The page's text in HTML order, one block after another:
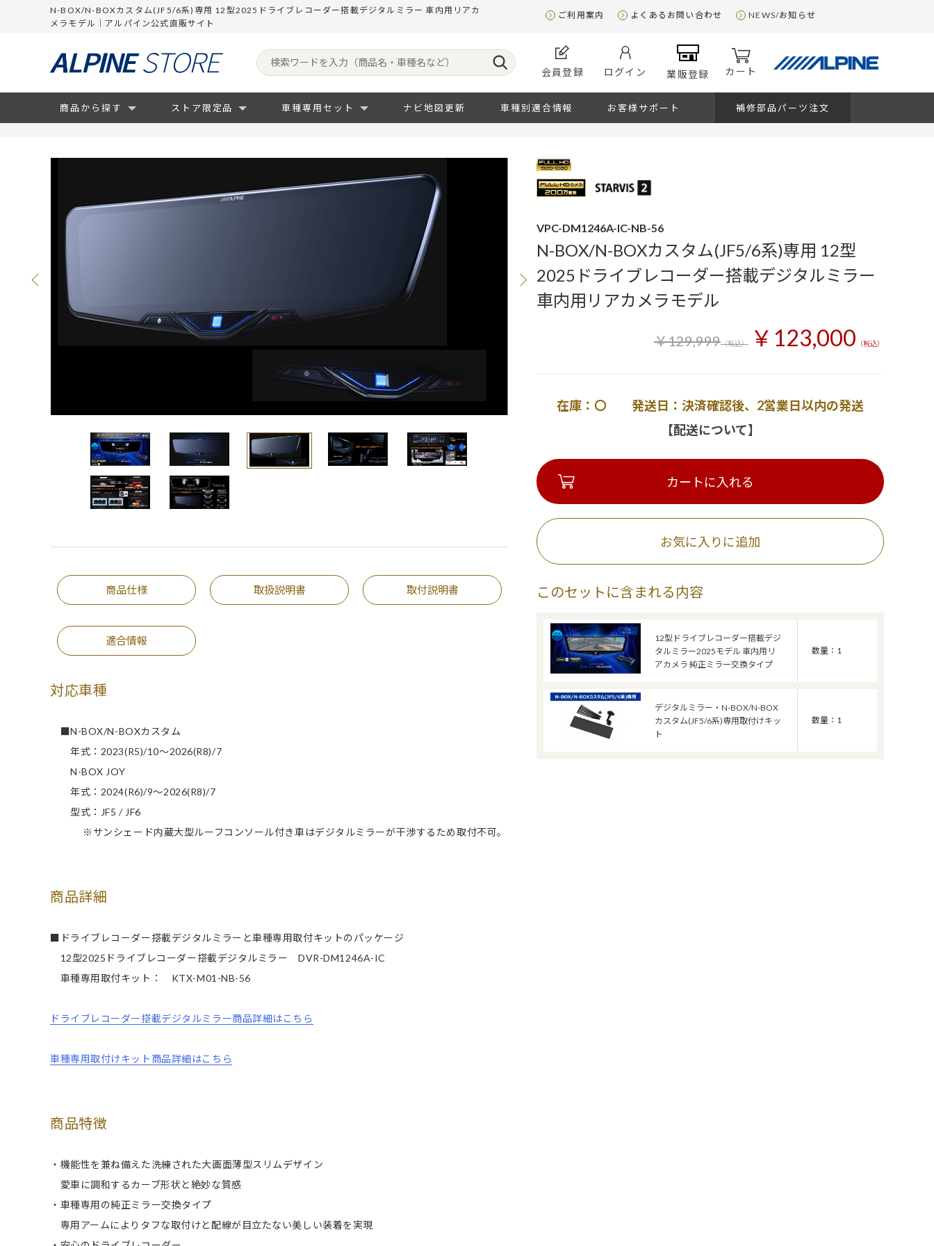
N-BOX/N-BOXカスタム(JF5/6系)専用 12型2025ドライブレコーダー搭載デジタルミラー 車内用リアカ
メラモデル｜アルパイン公式直販サイト
ご利用案内 よくあるお問い合わせ NEWS/お知らせ
会員登録 ログイン 業販登録 カート
商品から探す ストア限定品 車種専用セット ナビ地図更新 車種別適合情報 お客様サポート 補修部品パーツ注文
商品仕様 取扱説明書 取付説明書
適合情報
対応車種
■N-BOX/N-BOXカスタム
年式：2023(R5)/10～2026(R8)/7
N-BOX JOY
年式：2024(R6)/9～2026(R8)/7
型式：JF5 / JF6
※サンシェード内蔵大型ルーフコンソール付き車はデジタルミラーが干渉するため取付不可。
商品詳細
■ドライブレコーダー搭載デジタルミラーと車種専用取付キットのパッケージ
12型2025ドライブレコーダー搭載デジタルミラー DVR-DM1246A-IC
車種専用取付キット： KTX-M01-NB-56
ドライブレコーダー搭載デジタルミラー商品詳細はこちら
車種専用取付けキット商品詳細はこちら
商品特徴
・機能性を兼ね備えた洗練された大画面薄型スリムデザイン
愛車に調和するカーブ形状と絶妙な質感
・車種専用の純正ミラー交換タイプ
専用アームによりタフな取付けと配線が目立たない美しい装着を実現
VPC-DM1246A-IC-NB-56
N-BOX/N-BOXカスタム(JF5/6系)専用 12型
2025ドライブレコーダー搭載デジタルミラー
車内用リアカメラモデル
￥129,999（税込） ￥123,000 （税込）
在庫：〇 発送日：決済確認後、2営業日以内の発送
【配送について】
カートに入れる
このセットに含まれる内容
12型ドライブレコーダー搭載デジ
タルミラー2025モデル 車内用リ
アカメラ 純正ミラー交換タイプ
数量：1
デジタルミラー・N-BOX/N-BOX
カスタム(JF5/6系)専用取付けキッ
ト
数量：1
お気に入りに追加